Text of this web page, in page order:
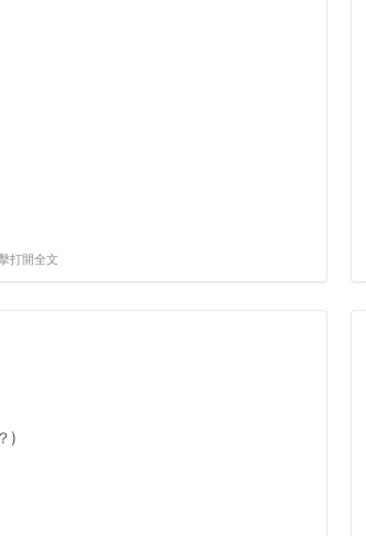
打開全文
)